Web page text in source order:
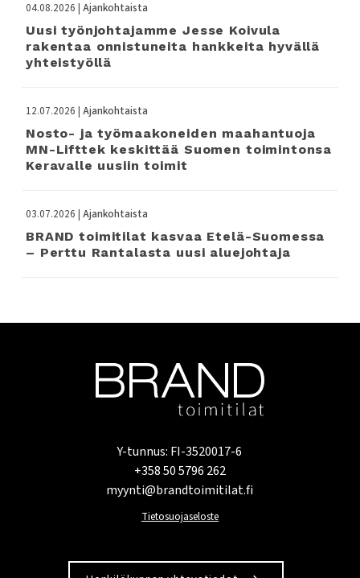
04.08.2026 | Ajankohtaista
Uusi työnjohtajamme Jesse Koivula
rakentaa onnistuneita hankkeita hyvällä
yhteistyöllä
12.07.2026 | Ajankohtaista
Nosto- ja työmaakoneiden maahantuoja
MN-Lifttek keskittää Suomen toimintonsa
Keravalle uusiin toimit
03.07.2026 | Ajankohtaista
BRAND toimitilat kasvaa Etelä-Suomessa
– Perttu Rantalasta uusi aluejohtaja
Y-tunnus: FI-3520017-6
+358 50 5796 262
myynti@brandtoimitilat.fi
Tietosuojaseloste